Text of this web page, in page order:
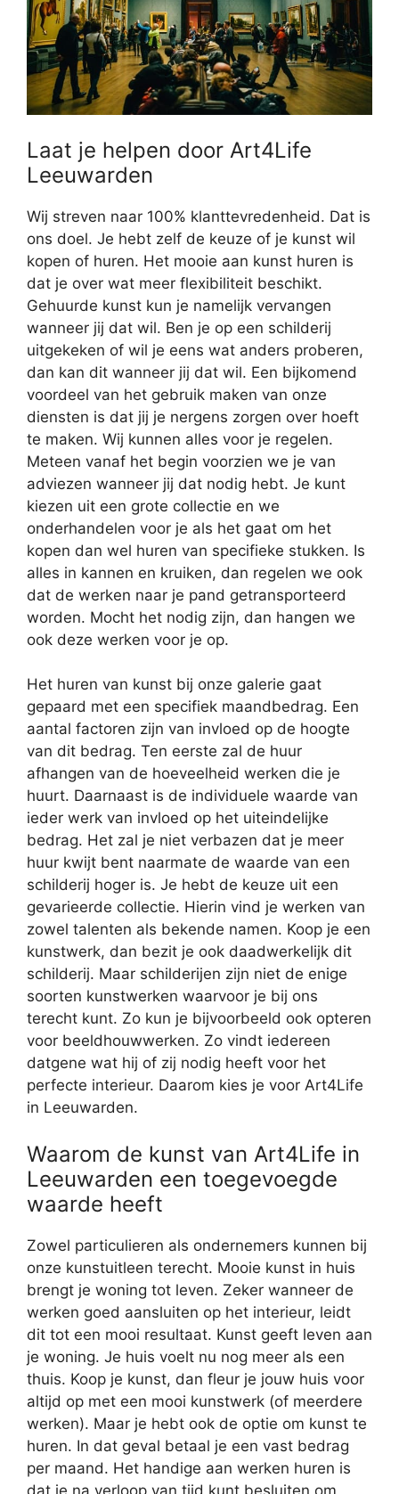
Laat je helpen door Art4Life
Leeuwarden
Wij streven naar 100% klanttevredenheid. Dat is
ons doel. Je hebt zelf de keuze of je kunst wil
kopen of huren. Het mooie aan kunst huren is
dat je over wat meer flexibiliteit beschikt.
Gehuurde kunst kun je namelijk vervangen
wanneer jij dat wil. Ben je op een schilderij
uitgekeken of wil je eens wat anders proberen,
dan kan dit wanneer jij dat wil. Een bijkomend
voordeel van het gebruik maken van onze
diensten is dat jij je nergens zorgen over hoeft
te maken. Wij kunnen alles voor je regelen.
Meteen vanaf het begin voorzien we je van
adviezen wanneer jij dat nodig hebt. Je kunt
kiezen uit een grote collectie en we
onderhandelen voor je als het gaat om het
kopen dan wel huren van specifieke stukken. Is
alles in kannen en kruiken, dan regelen we ook
dat de werken naar je pand getransporteerd
worden. Mocht het nodig zijn, dan hangen we
ook deze werken voor je op.
Het huren van kunst bij onze galerie gaat
gepaard met een specifiek maandbedrag. Een
aantal factoren zijn van invloed op de hoogte
van dit bedrag. Ten eerste zal de huur
afhangen van de hoeveelheid werken die je
huurt. Daarnaast is de individuele waarde van
ieder werk van invloed op het uiteindelijke
bedrag. Het zal je niet verbazen dat je meer
huur kwijt bent naarmate de waarde van een
schilderij hoger is. Je hebt de keuze uit een
gevarieerde collectie. Hierin vind je werken van
zowel talenten als bekende namen. Koop je een
kunstwerk, dan bezit je ook daadwerkelijk dit
schilderij. Maar schilderijen zijn niet de enige
soorten kunstwerken waarvoor je bij ons
terecht kunt. Zo kun je bijvoorbeeld ook opteren
voor beeldhouwwerken. Zo vindt iedereen
datgene wat hij of zij nodig heeft voor het
perfecte interieur. Daarom kies je voor Art4Life
in Leeuwarden.
Waarom de kunst van Art4Life in
Leeuwarden een toegevoegde
waarde heeft
Zowel particulieren als ondernemers kunnen bij
onze kunstuitleen terecht. Mooie kunst in huis
brengt je woning tot leven. Zeker wanneer de
werken goed aansluiten op het interieur, leidt
dit tot een mooi resultaat. Kunst geeft leven aan
je woning. Je huis voelt nu nog meer als een
thuis. Koop je kunst, dan fleur je jouw huis voor
altijd op met een mooi kunstwerk (of meerdere
werken). Maar je hebt ook de optie om kunst te
huren. In dat geval betaal je een vast bedrag
per maand. Het handige aan werken huren is
dat je na verloop van tijd kunt besluiten om